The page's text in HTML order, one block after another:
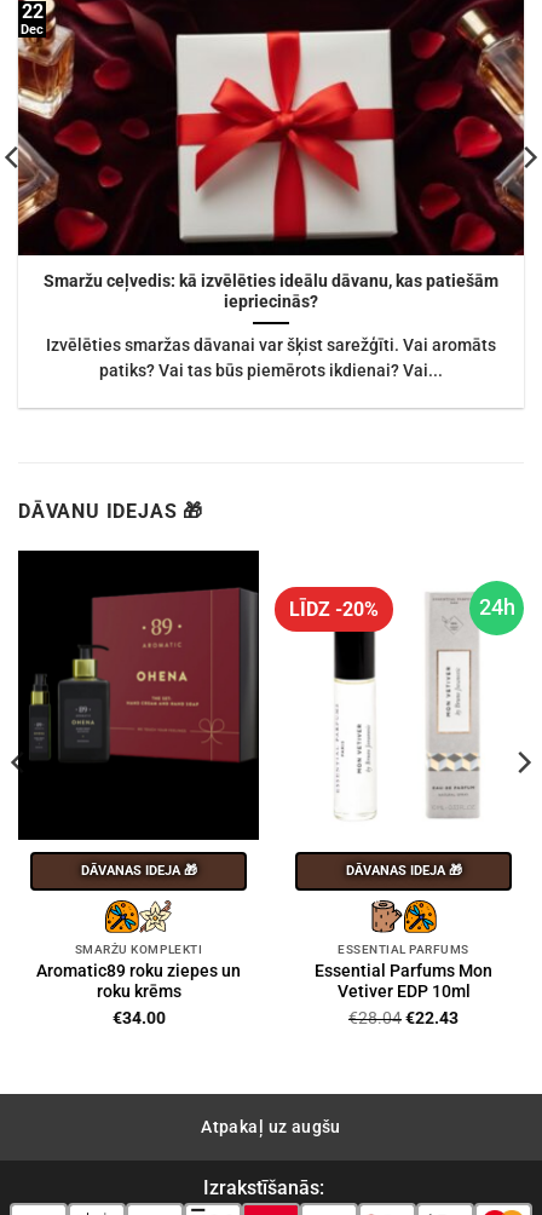
Smaržu ceļvedis: kā izvēlēties ideālu dāvanu, kas patiešām
iepriecinās?
Izvēlēties smaržas dāvanai var šķist sarežģīti. Vai aromāts
patiks? Vai tas būs piemērots ikdienai? Vai...
22
Dec
DĀVANU IDEJAS 🎁
DĀVANAS IDEJA 🎁
SMARŽU KOMPLEKTI
Aromatic89 roku ziepes un
roku krēms
€34.00
24h
LĪDZ -20%
DĀVANAS IDEJA 🎁
ESSENTIAL PARFUMS
Essential Parfums Mon
Vetiver EDP 10ml
€28.04Original
€22.43Current
Atpakaļ uz augšu
Izrakstīšanās: